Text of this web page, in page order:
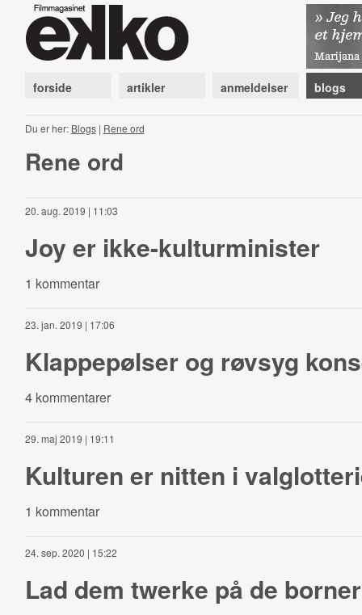
forside artikler anmeldelser blogs
Du er her: Blogs| Rene ord
Rene ord
20. aug. 2019 | 11:03
Joy er ikke-kulturminister
1 kommentar
23. jan. 2019 | 17:06
Klappepølser og røvsyg
4 kommentarer
29. maj 2019 | 19:11
Kulturen er nitten i
1 kommentar
24. sep. 2020 | 15:22
Lad dem twerke på de